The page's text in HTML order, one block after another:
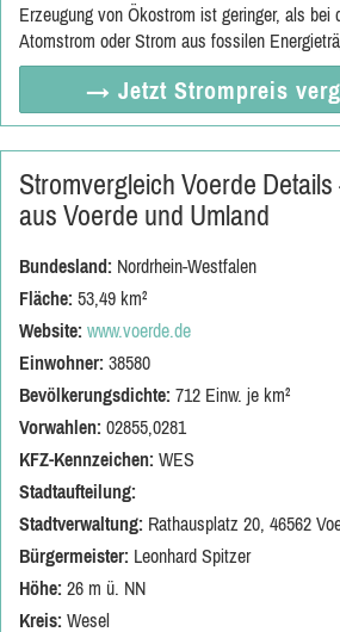
Erzeugung von Ökostrom ist geringer, als bei
Atomstrom oder Strom aus fossilen
→ Jetzt Strompreis
Stromvergleich Voerde
aus Voerde und Umland
Bundesland: Nordrhein-Westfalen
Fläche: 53,49 km²
Website: www.voerde.de
Einwohner: 38580
Bevölkerungsdichte: 712 Einw. je km²
Vorwahlen: 02855,0281
KFZ-Kennzeichen: WES
Stadtaufteilung:
Stadtverwaltung: Rathausplatz 20, 46562
Bürgermeister: Leonhard Spitzer
Höhe: 26 m ü. NN
Kreis: Wesel